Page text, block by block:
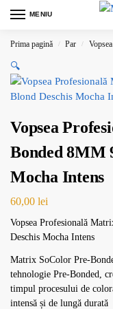
MENIU
Prima pagină / Par / Vopsea
🔍
Vopsea
Bonded 8MM
Mocha Intens
60,00 lei
Vopsea Profesională
Deschis Mocha Intens
Matrix SoColor Pre-
tehnologie Pre-Bonded,
timpul procesului de
intensă și de lungă durată